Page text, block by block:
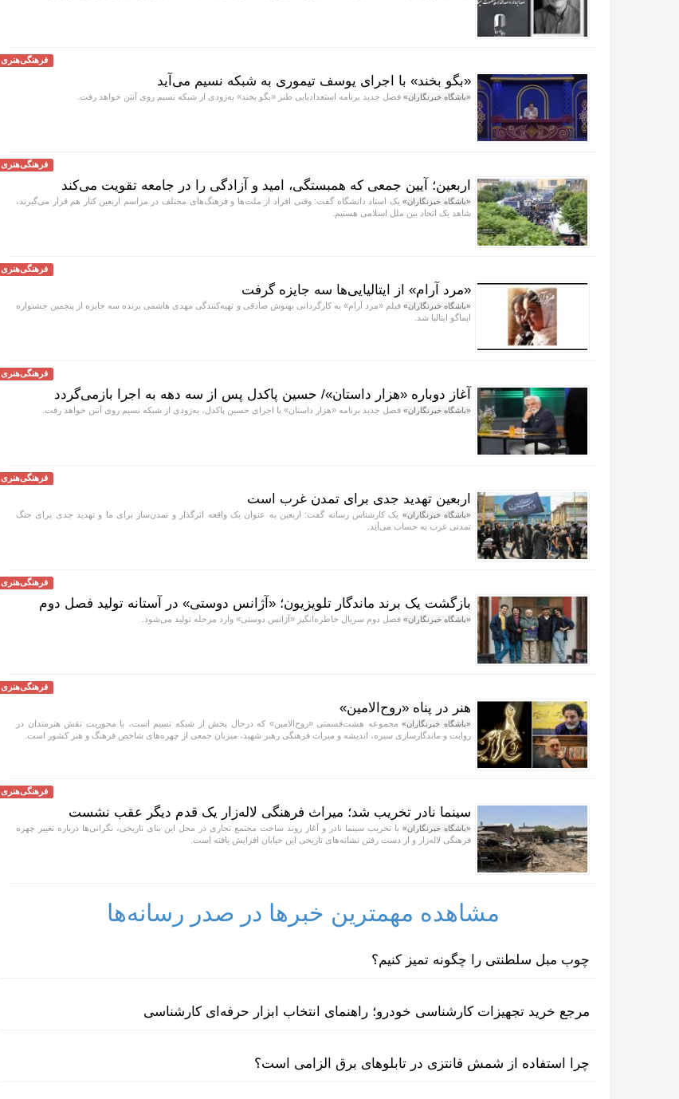
فرهنگی‌هنری
«بگو بخند» با اجرای یوسف تیموری به شبکه نسیم می‌آید
«باشگاه خبرنگاران» فصل جدید برنامه استعدادیابی طنز «بگو بخند» به‌زودی از شبکه نسیم روی آنتن خواهد رفت.
فرهنگی‌هنری
اربعین؛ آیین جمعی که همبستگی، امید و آزادگی را در جامعه تقویت می‌کند
«باشگاه خبرنگاران»یک استاد دانشگاه گفت: وقتی افراد از ملت‌ها و فرهنگ‌های مختلف در مراسم اربعین کنار هم قرار می‌گیرند،
شاهد یک اتحاد بین ملل اسلامی هستیم.
فرهنگی‌هنری
«مرد آرام» از ایتالیایی‌ها سه جایزه گرفت
«باشگاه خبرنگاران» فیلم «مرد آرام» به کارگردانی بهنوش صادقی و تهیه‌کنندگی مهدی هاشمی برنده سه جایزه از پنجمین جشنواره
ایماگو ایتالیا شد.
فرهنگی‌هنری
آغاز دوباره «هزار داستان»/ حسین پاکدل پس از سه دهه به اجرا بازمی‌گردد
«باشگاه خبرنگاران» فصل جدید برنامه «هزار داستان» با اجرای حسین پاکدل، به‌زودی از شبکه نسیم روی آنتن خواهد رفت.
فرهنگی‌هنری
اربعین تهدید جدی برای تمدن غرب است
«باشگاه خبرنگاران» یک کارشناس رسانه گفت: اربعین به عنوان یک واقعه اثرگذار و تمدن‌ساز برای ما و تهدید جدی برای جنگ
تمدنی غرب به حساب می‌آید.
فرهنگی‌هنری
بازگشت یک برند ماندگار تلویزیون؛ «آژانس دوستی» در آستانه تولید فصل دوم
«باشگاه خبرنگاران» فصل دوم سریال خاطره‌انگیز «آژانس دوستی» وارد مرحله تولید می‌شود.
فرهنگی‌هنری
هنر در پناه «روح‌الامین»
«باشگاه خبرنگاران»مجموعه هشت‌قسمتی «روح‌الامین» که درحال پخش از شبکه نسیم است، با محوریت نقش هنرمندان در
روایت و ماندگارسازی سیره، اندیشه و میراث فرهنگی رهبر شهید، میزبان جمعی از چهره‌های شاخص فرهنگ و هنر کشور است.
فرهنگی‌هنری
سینما نادر تخریب شد؛ میراث فرهنگی لاله‌زار یک قدم دیگر عقب نشست
«باشگاه خبرنگاران» با تخریب سینما نادر و آغاز روند ساخت مجتمع تجاری در محل این بنای تاریخی، نگرانی‌ها درباره تغییر چهره
فرهنگی لاله‌زار و از دست رفتن نشانه‌های تاریخی این خیابان افزایش یافته است.
مشاهده مهمترین خبرها در صدر رسانه‌ها
چوب مبل سلطنتی را چگونه تمیز کنیم؟
مرجع خرید تجهیزات کارشناسی خودرو؛ راهنمای انتخاب ابزار حرفه‌ای کارشناسی
چرا استفاده از شمش فانتزی در تابلوهای برق الزامی است؟